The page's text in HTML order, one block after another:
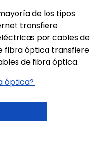
de los tipos
transfiere
por cables de
fibra óptica transfiere
de fibra óptica.